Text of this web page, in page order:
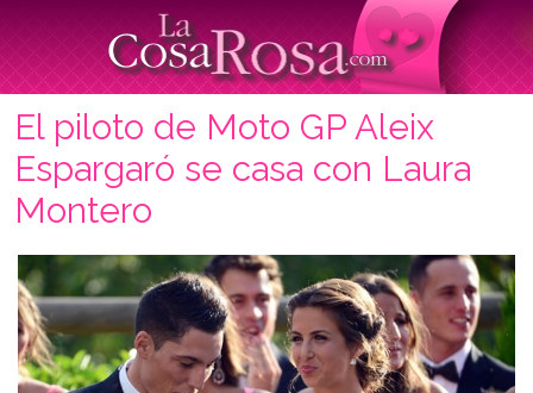
El piloto de Moto GP Aleix
Espargaró se casa con Laura
Montero